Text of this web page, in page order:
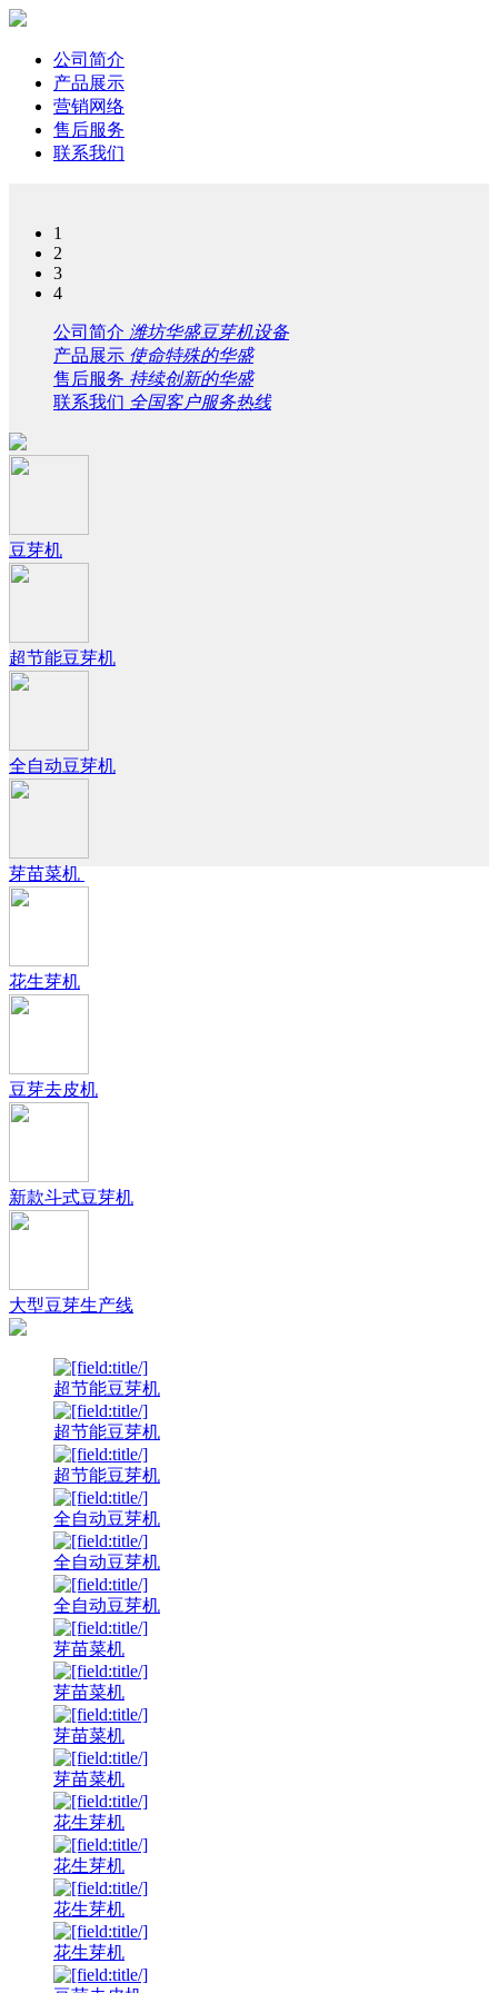
公司简介
产品展示
营销网络
售后服务
联系我们
1
2
3
4
公司简介 潍坊华盛豆芽机设备
产品展示 使命特殊的华盛
售后服务 持续创新的华盛
联系我们 全国客户服务热线
豆芽机
超节能豆芽机
全自动豆芽机
芽苗菜机
花生芽机
豆芽去皮机
新款斗式豆芽机
大型豆芽生产线
超节能豆芽机
超节能豆芽机
超节能豆芽机
全自动豆芽机
全自动豆芽机
全自动豆芽机
芽苗菜机
芽苗菜机
芽苗菜机
芽苗菜机
花生芽机
花生芽机
花生芽机
花生芽机